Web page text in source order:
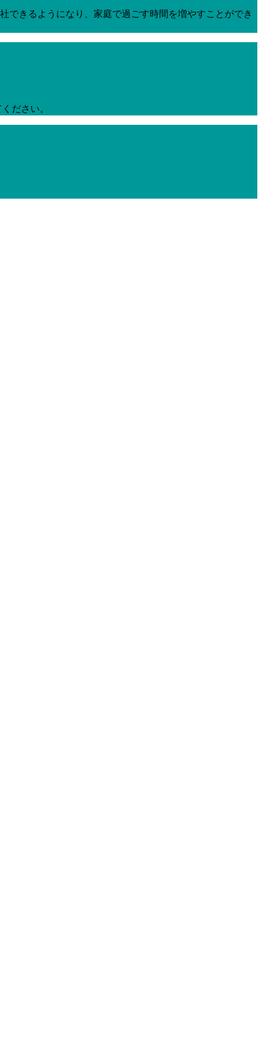
できるようになり、家庭で過ごす時間を増やすことができ
ださい。